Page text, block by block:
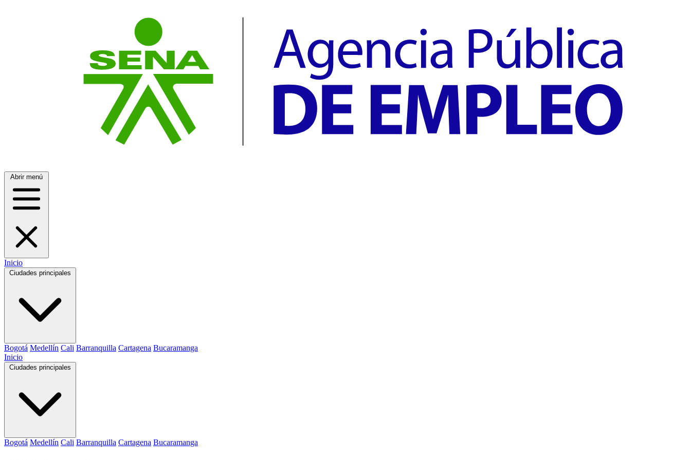
Abrir menú
Inicio
Bogotá Medellín Cali Barranquilla Cartagena Bucaramanga
Inicio
Bogotá Medellín Cali Barranquilla Cartagena Bucaramanga